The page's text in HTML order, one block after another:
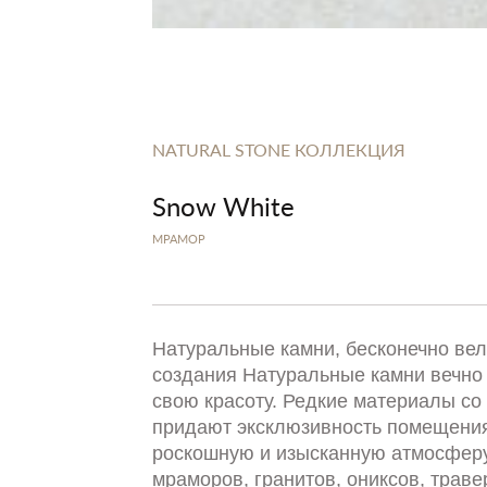
NATURAL STONE КОЛЛЕКЦИЯ
Snow White
МРАМОР
Натуральные камни, бесконечно
создания Натуральные камни
свою красоту. Редкие материалы со
придают эксклюзивность
роскошную и изысканную
мраморов, гранитов, ониксов,